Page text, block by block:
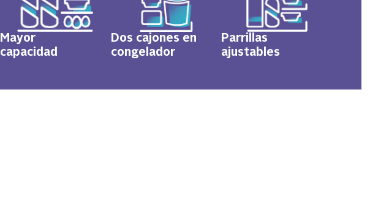
Mayor
capacidad
Dos cajones en
congelador
Parrillas
ajustables